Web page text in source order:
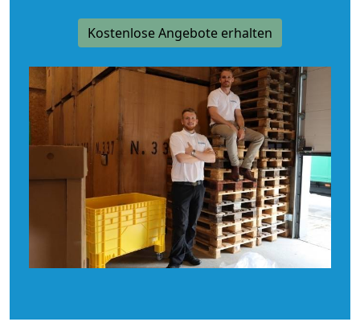
Kostenlose Angebote erhalten